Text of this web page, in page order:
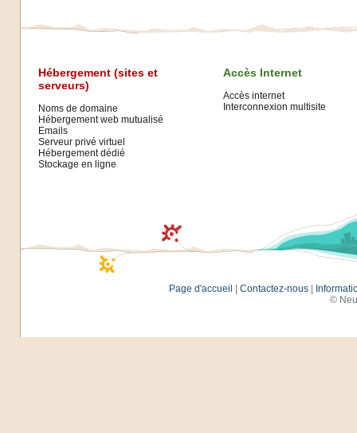
Hébergement (sites et
serveurs)
Noms de domaine
Hébergement web mutualisé
Emails
Serveur privé virtuel
Hébergement dédié
Stockage en ligne
Accès Internet
Accès internet
Interconnexion multisite
Page d'accueil Contactez-nous|
©